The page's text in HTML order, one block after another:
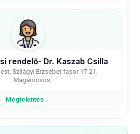
rendelő- Dr. Kaszab Csilla
Szilágyi Erzsébet fasor 17-21.
Magánorvos
Megtekintés